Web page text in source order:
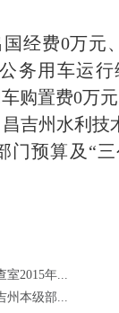
国经费0万元
务用车运行
购置费0万元
昌吉州水利技
门预算及“
2015年...
州本级部...